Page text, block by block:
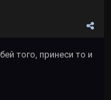
того, принеси то и